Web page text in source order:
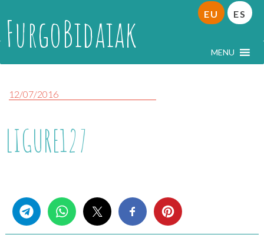
FurgoBidaiak MENU
EU ES
12/07/2016
LIGURE127